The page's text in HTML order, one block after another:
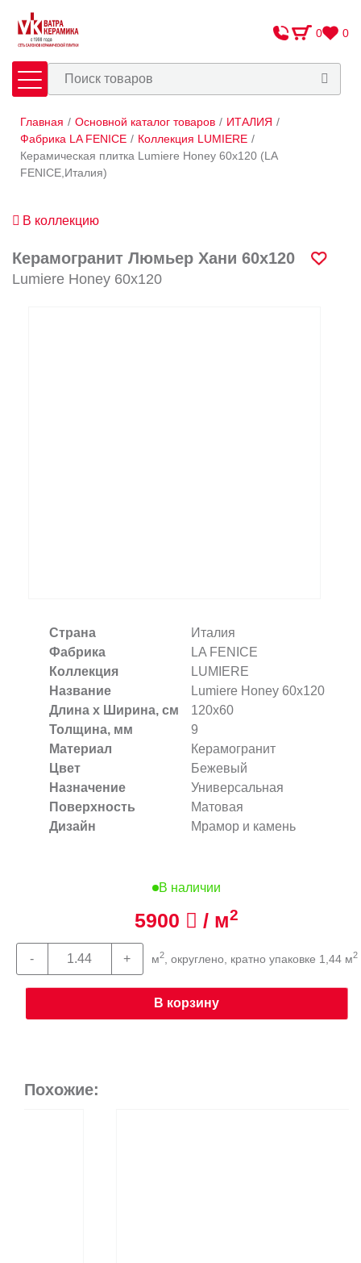
0 0
Плитка Сантехника
Оплата и доставка
Контакты
Главная / Основной каталог товаров / ИТАЛИЯ /
Фабрика LA FENICE / Коллекция LUMIERE /
Керамическая плитка Lumiere Honey 60х120 (LA
FENICE,Италия)
В коллекцию
Керамогранит Люмьер Хани 60х120
Lumiere Honey 60х120
Страна
Италия
Фабрика
LA FENICE
Коллекция
LUMIERE
Название
Lumiere Honey 60х120
Длина х Ширина, см
120x60
Толщина, мм
9
Материал
Керамогранит
Цвет
Бежевый
Назначение
Универсальная
Поверхность
Матовая
Дизайн
Мрамор и камень
В наличии
5900 / м2
м2, округлено, кратно упаковке 1,44 м2
В корзину
Похожие: